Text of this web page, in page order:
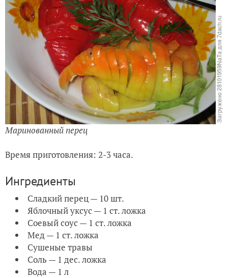
Маринованный перец
Время приготовления: 2-3 часа.
Ингредиенты
Сладкий перец — 10 шт.
Яблочный уксус — 1 ст. ложка
Соевый соус — 1 ст. ложка
Мед — 1 ст. ложка
Сушеные травы
Соль — 1 дес. ложка
Вода — 1 л